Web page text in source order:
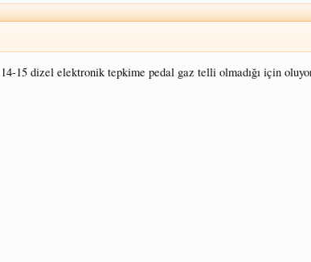
15 dizel elektronik tepkime pedal gaz telli olmadığı için